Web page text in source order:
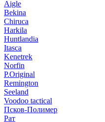
Aigle
Bekina
Chiruсa
Harkila
Huntlandia
Itasca
Kenetrek
Norfin
P.Original
Remington
Seeland
Voodoo tactical
Псков-Полимер
Рат